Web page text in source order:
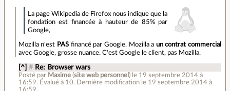
La page Wikipedia de Firefox nous indique que la
fondation est financée à hauteur de 85% par
Google,
Mozilla n'est PAS financé par Google. Mozilla a un contrat commercial
avec Google, grosse nuance. C'est Google le client, pas Mozilla.
[^] # Re: Browser wars
Posté par Maxime (site web personnel ) le 19 septembre 2014 à
16:59. Évalué à 10. Dernière modification le 19 septembre 2014 à
16:59.